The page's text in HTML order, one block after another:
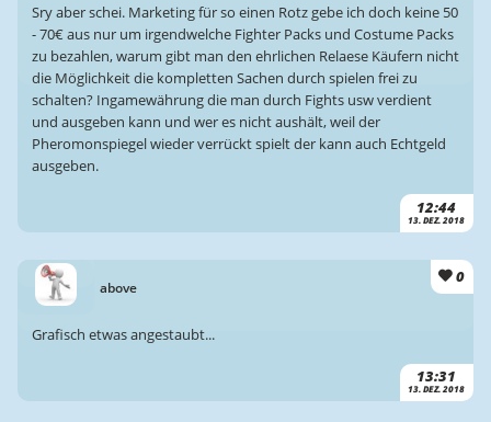
12:44
13. DEZ. 2018
Sry aber schei. Marketing für so einen Rotz gebe ich doch keine 50
- 70€ aus nur um irgendwelche Fighter Packs und Costume Packs
zu bezahlen, warum gibt man den ehrlichen Relaese Käufern nicht
die Möglichkeit die kompletten Sachen durch spielen frei zu
schalten? Ingamewährung die man durch Fights usw verdient
und ausgeben kann und wer es nicht aushält, weil der
Pheromonspiegel wieder verrückt spielt der kann auch Echtgeld
ausgeben.
above
0
13:31
13. DEZ. 2018
Grafisch etwas angestaubt...